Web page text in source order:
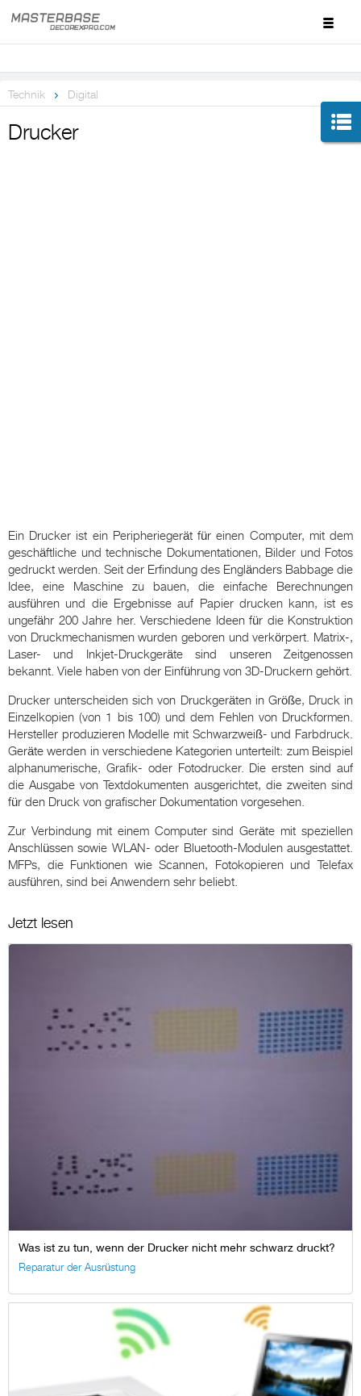
Technik Digital
Drucker
Ein Drucker ist ein Peripheriegerät für einen Computer, mit dem
geschäftliche und technische Dokumentationen, Bilder und Fotos
gedruckt werden. Seit der Erfindung des Engländers Babbage die
Idee, eine Maschine zu bauen, die einfache Berechnungen
ausführen und die Ergebnisse auf Papier drucken kann, ist es
ungefähr 200 Jahre her. Verschiedene Ideen für die Konstruktion
von Druckmechanismen wurden geboren und verkörpert. Matrix-,
Laser- und Inkjet-Druckgeräte sind unseren Zeitgenossen
bekannt. Viele haben von der Einführung von 3D-Druckern gehört.
Drucker unterscheiden sich von Druckgeräten in Größe, Druck in
Einzelkopien (von 1 bis 100) und dem Fehlen von Druckformen.
Hersteller produzieren Modelle mit Schwarzweiß- und Farbdruck.
Geräte werden in verschiedene Kategorien unterteilt: zum Beispiel
alphanumerische, Grafik- oder Fotodrucker. Die ersten sind auf
die Ausgabe von Textdokumenten ausgerichtet, die zweiten sind
für den Druck von grafischer Dokumentation vorgesehen.
Zur Verbindung mit einem Computer sind Geräte mit speziellen
Anschlüssen sowie WLAN- oder Bluetooth-Modulen ausgestattet.
MFPs, die Funktionen wie Scannen, Fotokopieren und Telefax
ausführen, sind bei Anwendern sehr beliebt.
Jetzt lesen
Was ist zu tun, wenn der Drucker nicht mehr schwarz druckt?
Reparatur der Ausrüstung